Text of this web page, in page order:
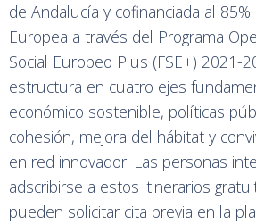
de Andalucía y cofinanciada al
Europea a través del Programa
Social Europeo Plus (FSE+) 2021-
estructura en cuatro ejes
económico sostenible, políticas
cohesión, mejora del hábitat y
en red innovador. Las personas
adscribirse a estos itinerarios
pueden solicitar cita previa en la